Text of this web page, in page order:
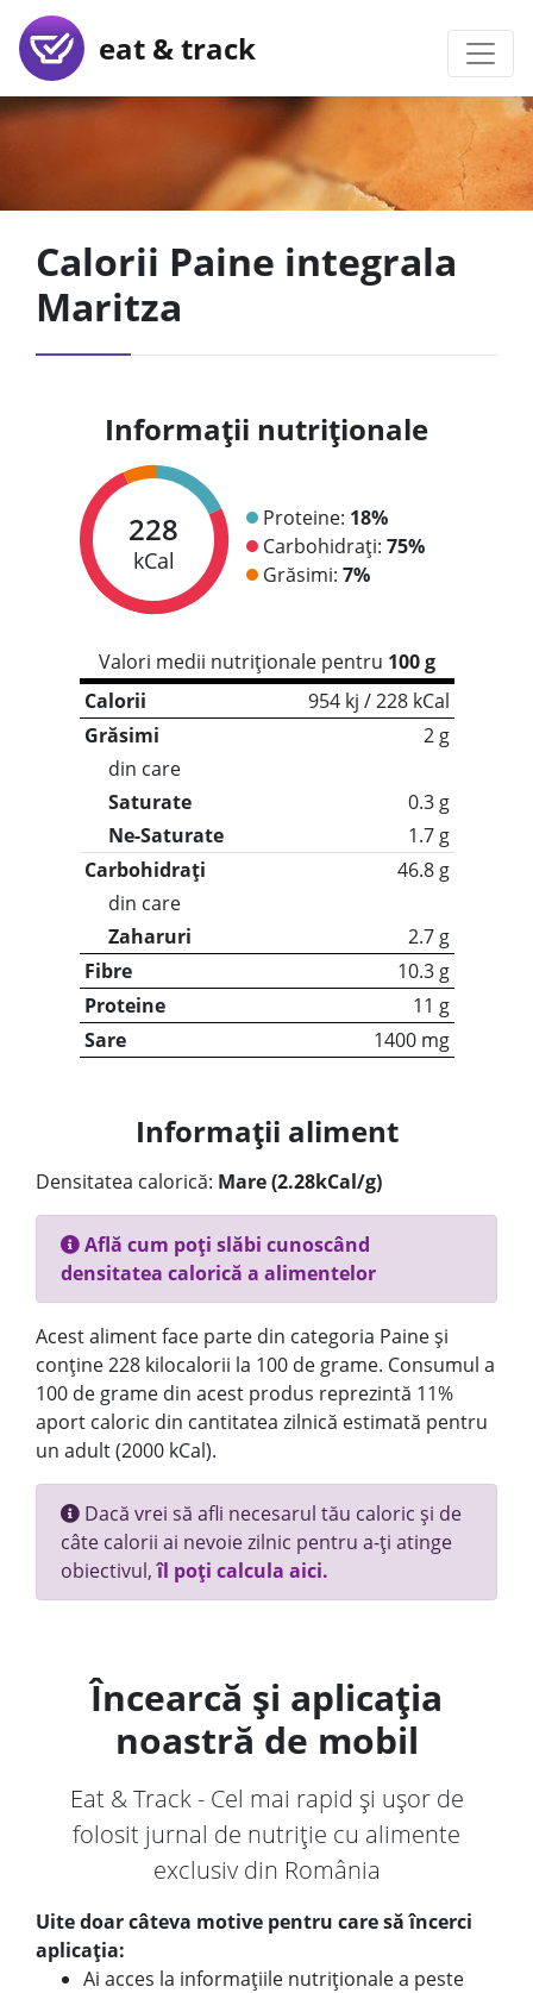
eat & track
Calorii Paine integrala
Maritza
Informații nutriționale
228
kCal
Proteine: 18%
Carbohidrați: 75%
Grăsimi: 7%
Valori medii nutriționale pentru 100 g
Calorii
954 kj / 228 kCal
Grăsimi
2 g
din care
Saturate
0.3 g
Ne-Saturate
1.7 g
Carbohidrați
46.8 g
din care
Zaharuri
2.7 g
Fibre
10.3 g
Proteine
11 g
Sare
1400 mg
Informații aliment
Densitatea calorică: Mare (2.28kCal/g)
Află cum poți slăbi cunoscând
densitatea calorică a alimentelor
Acest aliment face parte din categoria Paine și
conține 228 kilocalorii la 100 de grame. Consumul a
100 de grame din acest produs reprezintă 11%
aport caloric din cantitatea zilnică estimată pentru
un adult (2000 kCal).
Dacă vrei să afli necesarul tău caloric și de
câte calorii ai nevoie zilnic pentru a-ți atinge
obiectivul,îl poți calcula aici.
Încearcă și aplicația
noastră de mobil
Eat & Track - Cel mai rapid și ușor de
folosit jurnal de nutriție cu alimente
exclusiv din România
Uite doar câteva motive pentru care să încerci
aplicația:
Ai acces la informațiile nutriționale a peste